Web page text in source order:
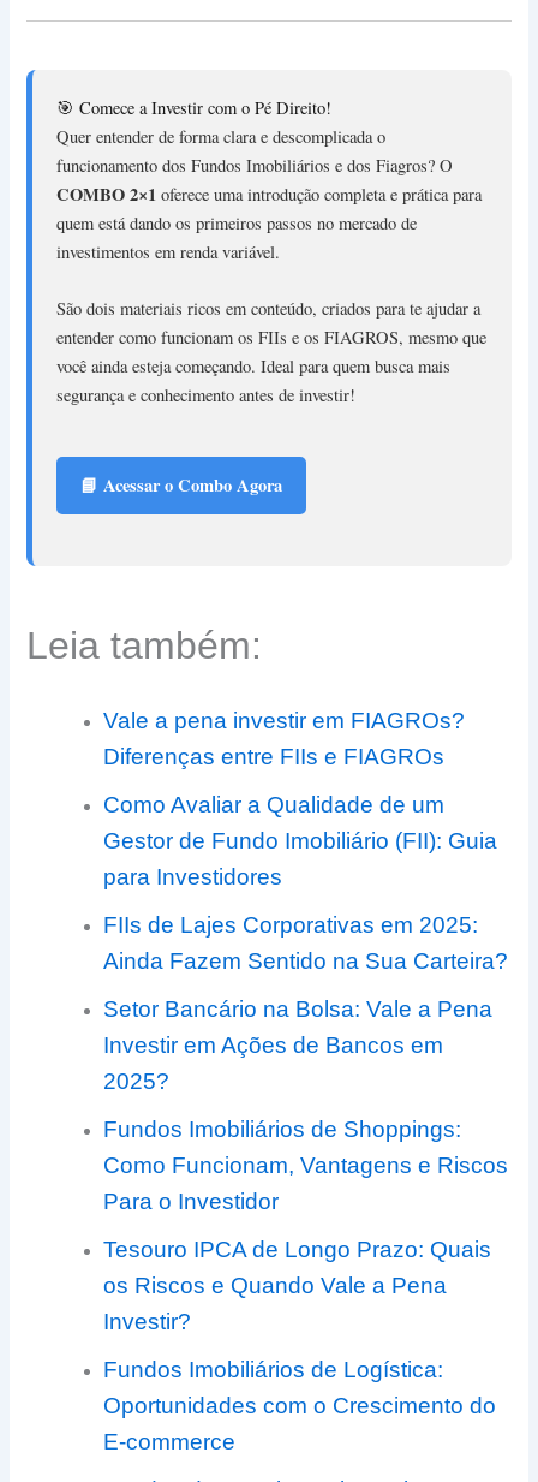
🎯 Comece a Investir com o Pé Direito!
Quer entender de forma clara e descomplicada o
funcionamento dos Fundos Imobiliários e dos Fiagros? O
COMBO 2×1 oferece uma introdução completa e prática para
quem está dando os primeiros passos no mercado de
investimentos em renda variável.
São dois materiais ricos em conteúdo, criados para te ajudar a
entender como funcionam os FIIs e os FIAGROS, mesmo que
você ainda esteja começando. Ideal para quem busca mais
segurança e conhecimento antes de investir!
📘 Acessar o Combo Agora
Leia também:
Vale a pena investir em FIAGROs?
Diferenças entre FIIs e FIAGROs
Como Avaliar a Qualidade de um
Gestor de Fundo Imobiliário (FII): Guia
para Investidores
FIIs de Lajes Corporativas em 2025:
Ainda Fazem Sentido na Sua Carteira?
Setor Bancário na Bolsa: Vale a Pena
Investir em Ações de Bancos em
2025?
Fundos Imobiliários de Shoppings:
Como Funcionam, Vantagens e Riscos
Para o Investidor
Tesouro IPCA de Longo Prazo: Quais
os Riscos e Quando Vale a Pena
Investir?
Fundos Imobiliários de Logística:
Oportunidades com o Crescimento do
E-commerce